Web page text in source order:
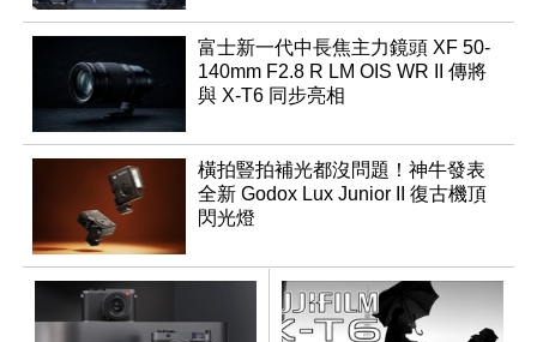
富士新一代中長焦主力鏡頭 XF 50-
140mm F2.8 R LM OIS WR II 傳將
與 X-T6 同步亮相
橫拍豎拍補光都沒問題！神牛發表
全新 Godox Lux Junior II 復古機頂
閃光燈